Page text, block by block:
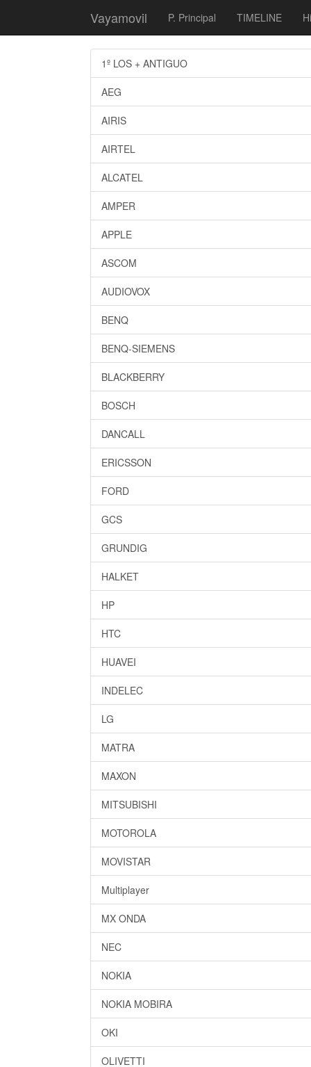
Vayamovil P. Principal TIMELINE
1º LOS + ANTIGUO
AEG
AIRIS
AIRTEL
ALCATEL
AMPER
APPLE
ASCOM
AUDIOVOX
BENQ
BENQ-SIEMENS
BLACKBERRY
BOSCH
DANCALL
ERICSSON
FORD
GCS
GRUNDIG
HALKET
HP
HTC
HUAVEI
INDELEC
LG
MATRA
MAXON
MITSUBISHI
MOTOROLA
MOVISTAR
Multiplayer
MX ONDA
NEC
NOKIA
NOKIA MOBIRA
OKI
OLIVETTI